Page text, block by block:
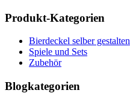
Produkt-Kategorien
Bierdeckel selber gestalten
Spiele und Sets
Zubehör
Blogkategorien